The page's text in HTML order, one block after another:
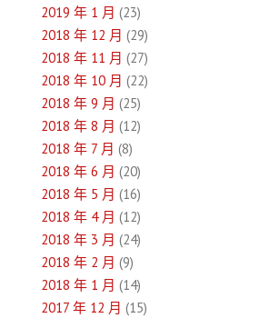
2019 年 1 月 (23)
2018 年 12 月 (29)
2018 年 11 月 (27)
2018 年 10 月 (22)
2018 年 9 月 (25)
2018 年 8 月 (12)
2018 年 7 月 (8)
2018 年 6 月 (20)
2018 年 5 月 (16)
2018 年 4 月 (12)
2018 年 3 月 (24)
2018 年 2 月 (9)
2018 年 1 月 (14)
2017 年 12 月 (15)